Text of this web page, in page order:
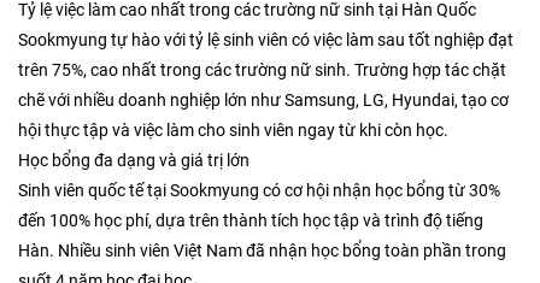
Tỷ lệ việc làm cao nhất trong các trường nữ sinh tại Hàn Quốc
Sookmyung tự hào với tỷ lệ sinh viên có việc làm sau tốt nghiệp đạt
trên 75%, cao nhất trong các trường nữ sinh. Trường hợp tác chặt
chẽ với nhiều doanh nghiệp lớn như Samsung, LG, Hyundai, tạo cơ
hội thực tập và việc làm cho sinh viên ngay từ khi còn học.
Học bổng đa dạng và giá trị lớn
Sinh viên quốc tế tại Sookmyung có cơ hội nhận học bổng từ 30%
đến 100% học phí, dựa trên thành tích học tập và trình độ tiếng
Hàn. Nhiều sinh viên Việt Nam đã nhận học bổng toàn phần trong